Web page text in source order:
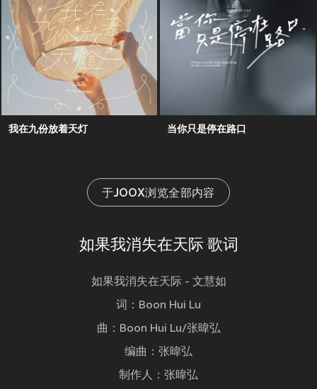
我在九份放着天灯 当你只是停在路口
于JOOX浏览全部内容
如果我消失在天际 歌词
如果我消失在天际 - 文慧如
词：Boon Hui Lu
曲：Boon Hui Lu/张暐弘
编曲：张暐弘
制作人：张暐弘